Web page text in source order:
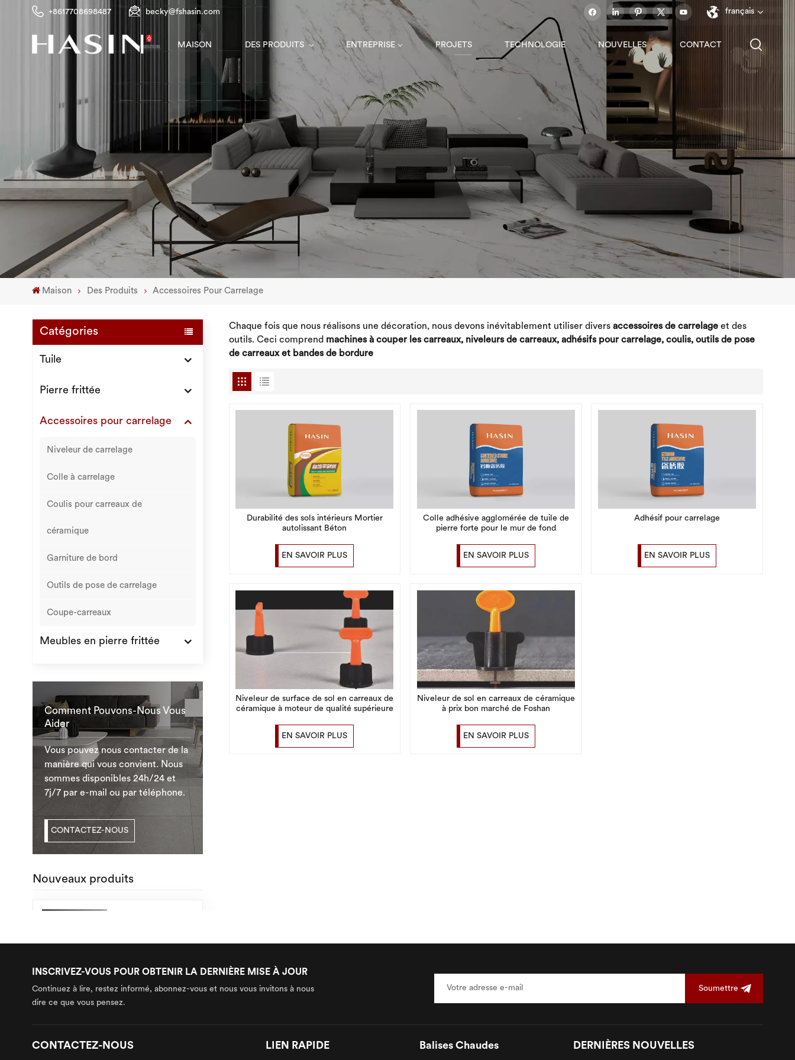
+8617708698487 becky@fshasin.com français
español
MAISON DES PRODUITS ENTREPRISE PROJETS TECHNOLOGIE NOUVELLES CONTACT
Maison Des Produits Accessoires Pour Carrelage
Catégories
Tuile
Pierre frittée
Accessoires pour carrelage
Niveleur de carrelage
Colle à carrelage
Coulis pour carreaux de
céramique
Garniture de bord
Outils de pose de carrelage
Coupe-carreaux
Meubles en pierre frittée
Comment Pouvons-Nous Vous
Aider
Vous pouvez nous contacter de la
manière qui vous convient. Nous
sommes disponibles 24h/24 et
7j/7 par e-mail ou par téléphone.
CONTACTEZ-NOUS
Nouveaux produits
en pierre
agglomérées
Chine grande taille
carrelage en
Chaque fois que nous réalisons une décoration, nous devons inévitablement utiliser divers accessoires de carrelageet des
outils. Ceci comprend machines à couper les carreaux, niveleurs de carreaux, adhésifs pour carrelage, coulis, outils de pose
de carreaux et bandes de bordure
Durabilité des sols intérieurs Mortier
autolissant Béton
EN SAVOIR PLUS
Colle adhésive agglomérée de tuile de
pierre forte pour le mur de fond
EN SAVOIR PLUS
Adhésif pour carrelage
EN SAVOIR PLUS
Niveleur de surface de sol en carreaux de
céramique à moteur de qualité supérieure
EN SAVOIR PLUS
Niveleur de sol en carreaux de céramique
à prix bon marché de Foshan
EN SAVOIR PLUS
INSCRIVEZ-VOUS POUR OBTENIR LA DERNIÈRE MISE À JOUR
Continuez à lire, restez informé, abonnez-vous et nous vous invitons à nous
dire ce que vous pensez.
Soumettre
CONTACTEZ-NOUS LIEN RAPIDE Balises Chaudes DERNIÈRES NOUVELLES